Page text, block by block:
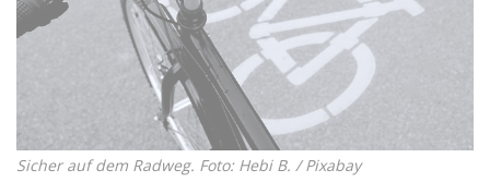
Sicher auf dem Radweg. Foto: Hebi B. / Pixabay